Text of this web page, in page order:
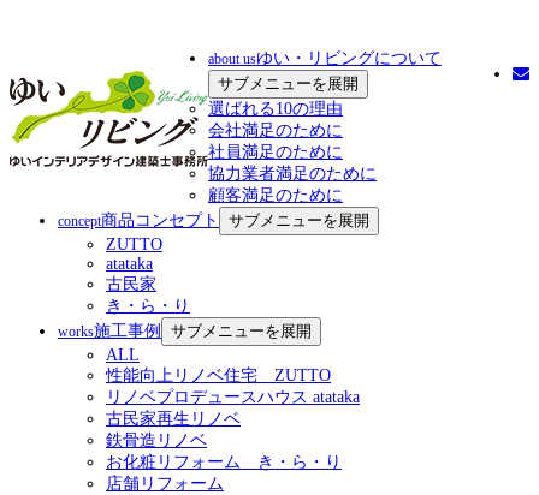
about usゆい・リビングについて
サブメニューを展開
選ばれる10の理由
会社満足のために
社員満足のために
協力業者満足のために
顧客満足のために
concept商品コンセプト
サブメニューを展開
ZUTTO
atataka
古民家
き・ら・り
works施工事例
サブメニューを展開
ALL
性能向上リノベ住宅 ZUTTO
リノベプロデュースハウス atataka
古民家再生リノベ
鉄骨造リノベ
お化粧リフォーム き・ら・り
店舗リフォーム